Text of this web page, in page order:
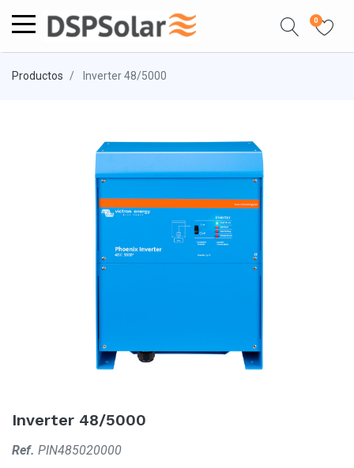
0
Productos Inverter 48/5000
Inverter 48/5000
Ref. PIN485020000